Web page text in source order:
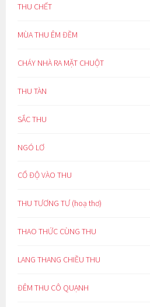
THU CHẾT
MÙA THU ÊM ĐỀM
CHÁY NHÀ RA MẶT CHUỘT
THU TÀN
SẮC THU
NGÓ LƠ
CỔ ĐỘ VÀO THU
THU TƯƠNG TƯ (hoạ thơ)
THAO THỨC CÙNG THU
LANG THANG CHIỀU THU
ĐÊM THU CÔ QUẠNH